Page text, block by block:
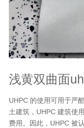
浅黄双曲面
UHPC 的使用可用于严
土建筑，UHPC 建筑使
费用。因此，UHPC 被